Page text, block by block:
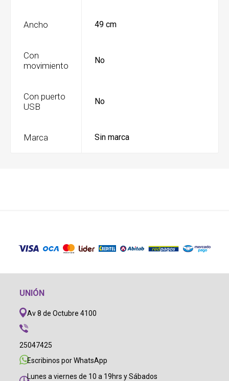
Ancho 49 cm
Con
movimiento
No
Con puerto
USB
No
Marca Sin marca
UNIÓN
Av 8 de Octubre 4100
25047425
Escribinos por WhatsApp
Lunes a viernes de 10 a 19hrs y Sábados